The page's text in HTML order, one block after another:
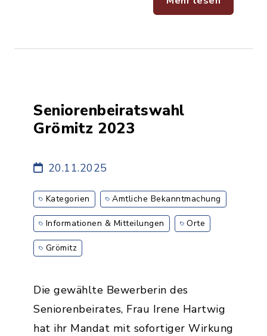
Seniorenbeiratswahl
Grömitz 2023
20.11.2025
Kategorien Amtliche Bekanntmachung
Informationen & Mitteilungen Orte
Grömitz
Die gewählte Bewerberin des
Seniorenbeirates, Frau Irene Hartwig
hat ihr Mandat mit sofortiger Wirkung